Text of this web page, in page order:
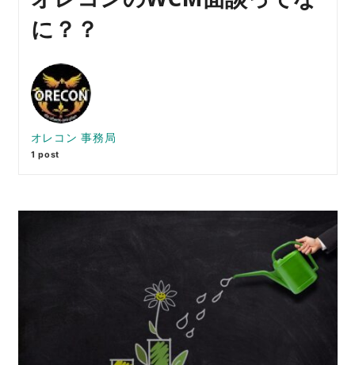
に？？
オレコン 事務局
1 post